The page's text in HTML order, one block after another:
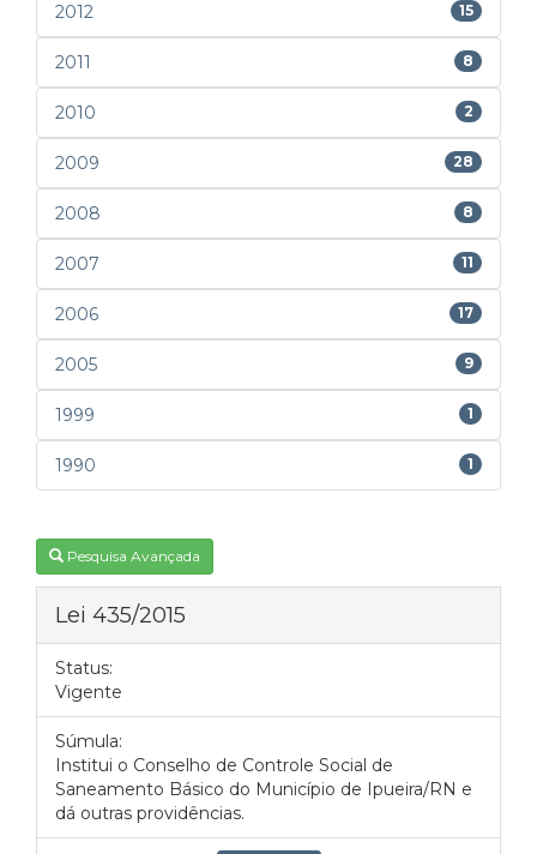
2012 15
2011 8
2010 2
2009 28
2008 8
2007 11
2006 17
2005 9
1999 1
1990 1
Pesquisa Avançada
Lei 435/2015
Status:
Vigente
Súmula:
Institui o Conselho de Controle Social de
Saneamento Básico do Município de Ipueira/RN e
dá outras providências.